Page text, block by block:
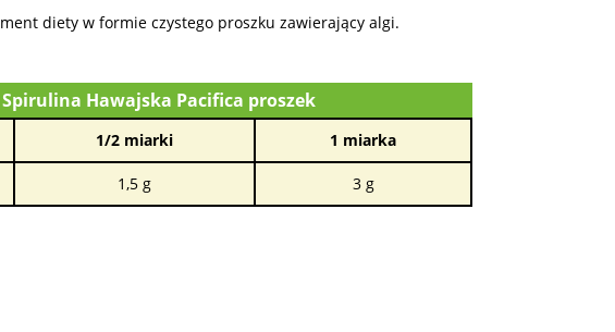
diety w formie czystego proszku zawierający algi.
Hawajska Pacifica proszek
1/2 miarki 1 miarka
1,5 g 3 g